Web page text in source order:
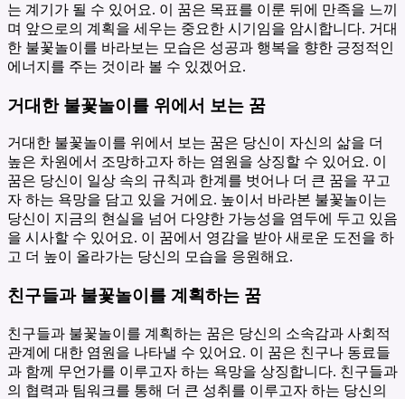
는 계기가 될 수 있어요. 이 꿈은 목표를 이룬 뒤에 만족을 느끼
며 앞으로의 계획을 세우는 중요한 시기임을 암시합니다. 거대
한 불꽃놀이를 바라보는 모습은 성공과 행복을 향한 긍정적인
에너지를 주는 것이라 볼 수 있겠어요.
거대한 불꽃놀이를 위에서 보는 꿈
거대한 불꽃놀이를 위에서 보는 꿈은 당신이 자신의 삶을 더
높은 차원에서 조망하고자 하는 염원을 상징할 수 있어요. 이
꿈은 당신이 일상 속의 규칙과 한계를 벗어나 더 큰 꿈을 꾸고
자 하는 욕망을 담고 있을 거에요. 높이서 바라본 불꽃놀이는
당신이 지금의 현실을 넘어 다양한 가능성을 염두에 두고 있음
을 시사할 수 있어요. 이 꿈에서 영감을 받아 새로운 도전을 하
고 더 높이 올라가는 당신의 모습을 응원해요.
친구들과 불꽃놀이를 계획하는 꿈
친구들과 불꽃놀이를 계획하는 꿈은 당신의 소속감과 사회적
관계에 대한 염원을 나타낼 수 있어요. 이 꿈은 친구나 동료들
과 함께 무언가를 이루고자 하는 욕망을 상징합니다. 친구들과
의 협력과 팀워크를 통해 더 큰 성취를 이루고자 하는 당신의